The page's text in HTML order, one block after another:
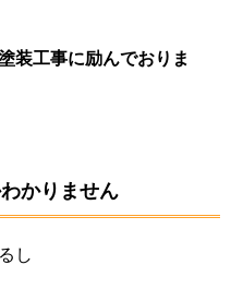
装工事に励んでおりま
かりません
し